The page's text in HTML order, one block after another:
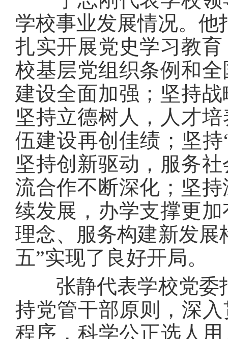
学校事业发展情况。他
扎实开展党史学习教
校基层党组织条例和
建设全面加强；坚持
坚持立德树人，人才
伍建设再创佳绩；坚
坚持创新驱动，服务
流合作不断深化；坚
续发展，办学支撑更
理念、服务构建新发展
五”实现了良好开局。
张静代表学校党委报
持党管干部原则，深
程序，科学公正选人